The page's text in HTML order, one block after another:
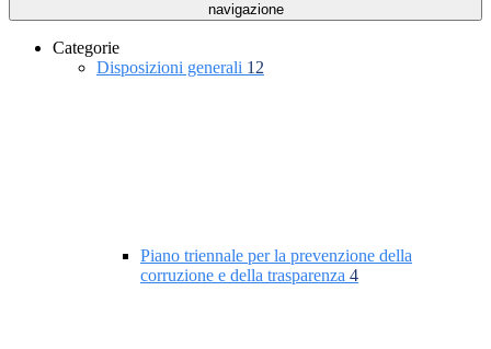
navigazione
Categorie
Disposizioni generali 12
Piano triennale per la prevenzione della
corruzione e della trasparenza 4